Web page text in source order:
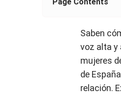
Saben
voz alta y
mujeres
de
relación.